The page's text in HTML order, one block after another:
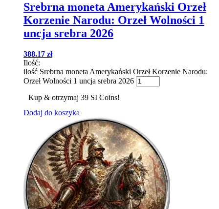
Srebrna moneta Amerykański Orzeł
Korzenie Narodu: Orzeł Wolności 1
uncja srebra 2026
388.17 zł
Ilość:
ilość Srebrna moneta Amerykański Orzeł Korzenie Narodu:
Orzeł Wolności 1 uncja srebra 2026
Kup & otrzymaj 39 SI Coins!
Dodaj do koszyka